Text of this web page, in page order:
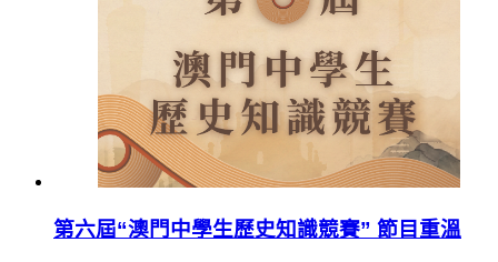
第六屆“澳門中學生歷史知識競賽” 節目重溫